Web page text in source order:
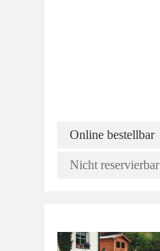
Online bestellbar
Nicht reservierbar